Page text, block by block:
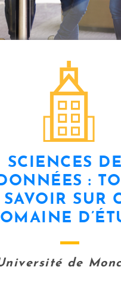
SCIENCES
:
SAVOIR SUR
de